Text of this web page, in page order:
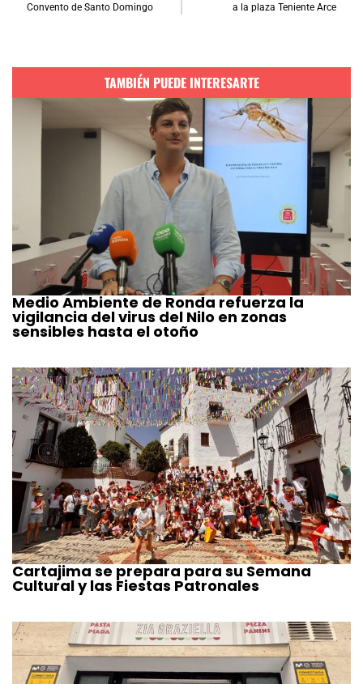
Convento de Santo Domingo
a la plaza Teniente Arce
TAMBIÉN PUEDE INTERESARTE
Medio Ambiente de Ronda refuerza la
vigilancia del virus del Nilo en zonas
sensibles hasta el otoño
Cartajima se prepara para su Semana
Cultural y las Fiestas Patronales